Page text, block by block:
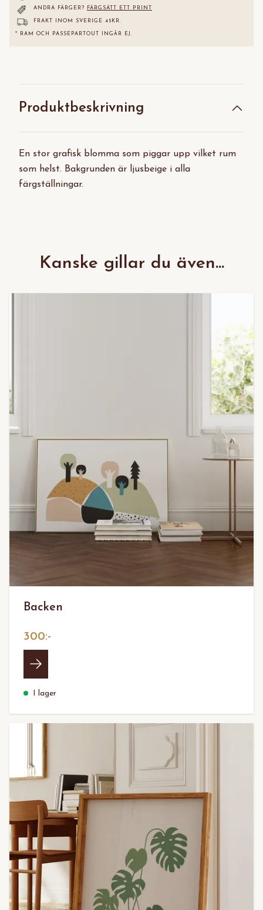
ANDRA FÄRGER? FÄRGSÄTT ETT PRINT
FRAKT INOM SVERIGE 45KR.
* RAM OCH PASSEPARTOUT INGÅR EJ.
Produktbeskrivning
En stor grafisk blomma som piggar upp vilket rum
som helst. Bakgrunden är ljusbeige i alla
färgställningar.
Kanske gillar du även...
Backen
300:-
I lager